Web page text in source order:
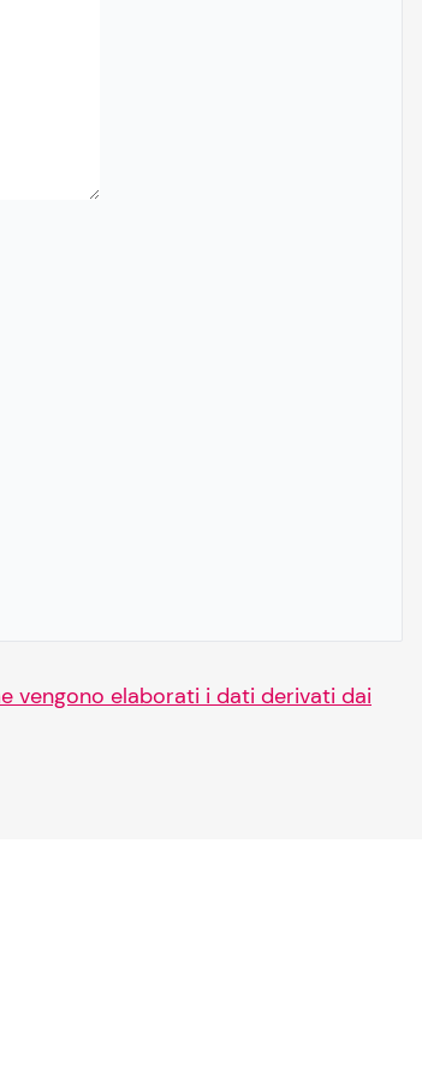
vengono elaborati i dati derivati dai